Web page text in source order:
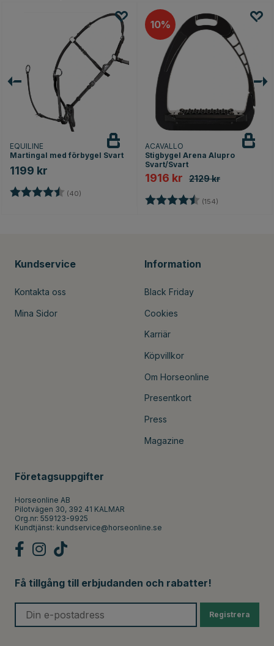
EQUILINE
Martingal med förbygel Svart
1199 kr
Betyg: (40)
10
ACAVALLO
Stigbygel Arena Alupro
Svart/Svart
1916 kr 2129 kr
Betyg: (154)
Kundservice
Kontakta oss
Mina Sidor
Information
Black Friday
Cookies
Karriär
Köpvillkor
Om Horseonline
Presentkort
Press
Magazine
Företagsuppgifter
Horseonline AB
Pilotvägen 30, 392 41 KALMAR
Org.nr: 559123-9925
Kundtjänst: kundservice@horseonline.se
Få tillgång till erbjudanden och rabatter!
Registrera